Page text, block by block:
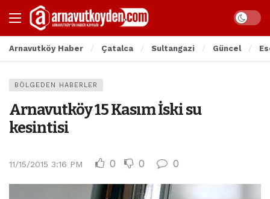
Arnavutköy Haber Çatalca Sultangazi Güncel
BÖLGEDEN HABERLER
Arnavutköy 15 Kasım İski su
kesintisi
11/15/2015 3:16 PM 0 0 0